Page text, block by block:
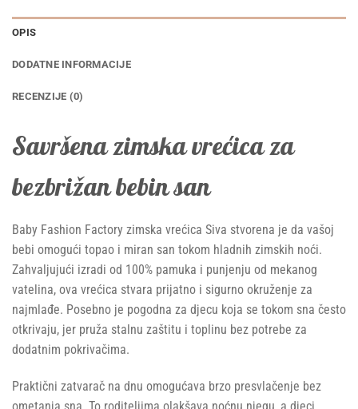
OPIS
DODATNE INFORMACIJE
RECENZIJE (0)
Savršena zimska vrećica za
bezbrižan bebin san
Baby Fashion Factory zimska vrećica Siva stvorena je da vašoj
bebi omogući topao i miran san tokom hladnih zimskih noći.
Zahvaljujući izradi od 100% pamuka i punjenju od mekanog
vatelina, ova vrećica stvara prijatno i sigurno okruženje za
najmlađe. Posebno je pogodna za djecu koja se tokom sna često
otkrivaju, jer pruža stalnu zaštitu i toplinu bez potrebe za
dodatnim pokrivačima.
Praktični zatvarač na dnu omogućava brzo presvlačenje bez